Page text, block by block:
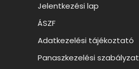
Jelentkezési lap
ÁSZF
Adatkezelési tájékoztató
Panaszkezelési szabályzat